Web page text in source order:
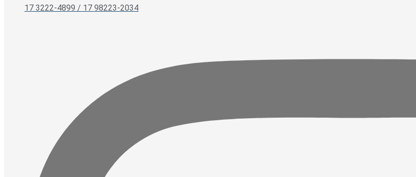
17 3222-4899 / 17 98223-2034